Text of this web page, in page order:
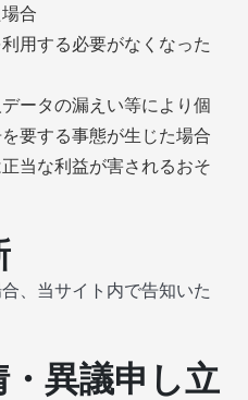
合
用する必要がなくなった
ータの漏えい等により個
要する事態が生じた場合
当な利益が害されるおそ
、当サイト内で告知いた
異議申し立